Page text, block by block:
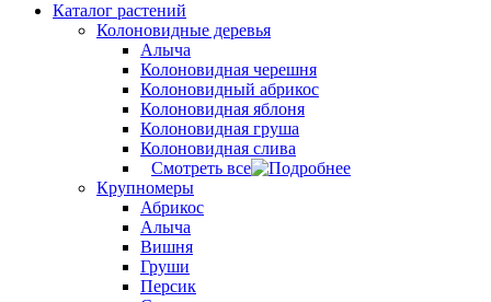
Каталог растений
Колоновидные деревья
Алыча
Колоновидная черешня
Колоновидный абрикос
Колоновидная яблоня
Колоновидная груша
Колоновидная слива
Смотреть все
Крупномеры
Абрикос
Алыча
Вишня
Груши
Персик